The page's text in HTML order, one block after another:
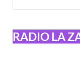
RADIO LA